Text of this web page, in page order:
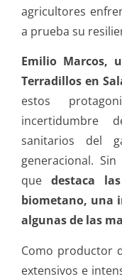
agricultores
a prueba su
Emilio Marcos,
Terradillos en
estos
incertidumbre
sanitarios del
generacional.
quedestaca
biometano, una
algunas de las
Como productor
extensivos e